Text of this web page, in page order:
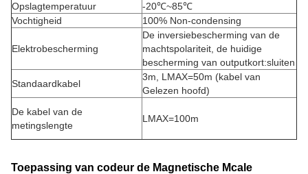
Opslagtemperatuur
-20℃~85℃
Vochtigheid
100% Non-condensing
Elektrobescherming
De inversiebescherming van de
machtspolariteit, de huidige
bescherming van outputkort:sluiten
Standaardkabel
3m, LMAX=50m (kabel van
Gelezen hoofd)
De kabel van de
metingslengte
LMAX=100m
Toepassing van codeur de Magnetische Mcale